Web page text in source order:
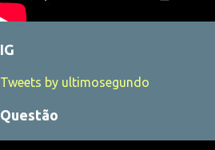
IG
Tweets by ultimosegundo
Questão